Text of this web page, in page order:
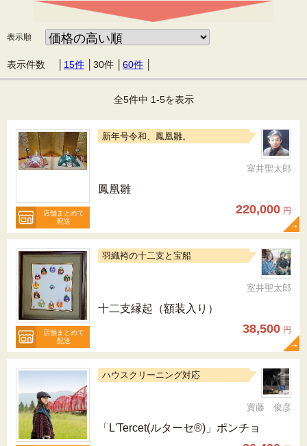
表示順
表示件数 │ 15件 30件 60件
全5件中 1-5を表示
店舗まとめて
配送
新年号令和、鳳凰雛。
室井聖太郎
鳳凰雛
220,000 円
店舗まとめて
配送
羽織袴の十二支と宝船
室井聖太郎
十二支縁起（額装入り）
38,500 円
ハウスクリーニング対応
實藤 俊彦
「L'Tercet(ルターセ®)」ポンチョ